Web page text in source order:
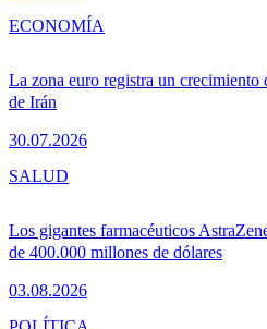
La zona euro registra un crecimiento
de Irán
30.07.2026
ECONOMÍA
Los gigantes farmacéuticos
de 400.000 millones de dólares
03.08.2026
SALUD